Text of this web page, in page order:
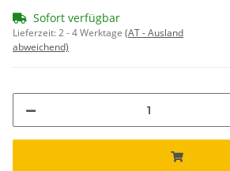
Sofort verfügbar
Lieferzeit:2 - 4 Werktage (AT - Ausland
abweichend)